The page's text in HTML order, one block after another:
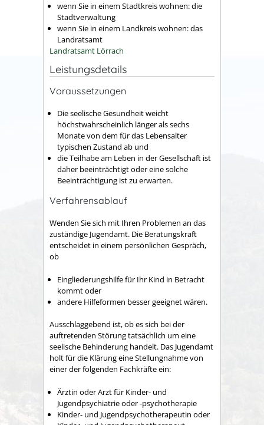
wenn Sie in einem Stadtkreis wohnen: die
Stadtverwaltung
wenn Sie in einem Landkreis wohnen: das
Landratsamt
Landratsamt Lörrach
Leistungsdetails
Voraussetzungen
Die seelische Gesundheit weicht
höchstwahrscheinlich länger als sechs
Monate von dem für das Lebensalter
typischen Zustand ab und
die Teilhabe am Leben in der Gesellschaft ist
daher beeinträchtigt oder eine solche
Beeinträchtigung ist zu erwarten.
Verfahrensablauf
Wenden Sie sich mit Ihren Problemen an das
zuständige Jugendamt. Die Beratungskraft
entscheidet in einem persönlichen Gespräch,
ob
Eingliederungshilfe für Ihr Kind in Betracht
kommt oder
andere Hilfeformen besser geeignet wären.
Ausschlaggebend ist, ob es sich bei der
auftretenden Störung tatsächlich um eine
seelische Behinderung handelt. Das Jugendamt
holt für die Klärung eine Stellungnahme von
einer der folgenden Fachkräfte ein:
Ärztin oder Arzt für Kinder- und
Jugendpsychiatrie oder -psychotherapie
Kinder- und Jugendpsychotherapeutin oder